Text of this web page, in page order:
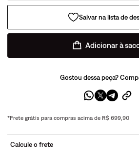
Adicionar à
Gostou dessa peça?
*Frete grátis para compras acima de R$ 699,90
Calcule o frete